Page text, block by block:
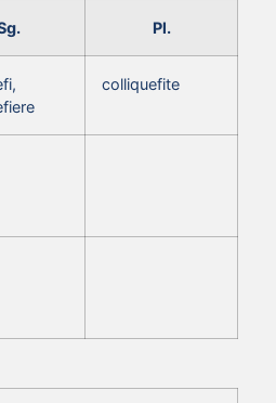
Pl.
colliquefite